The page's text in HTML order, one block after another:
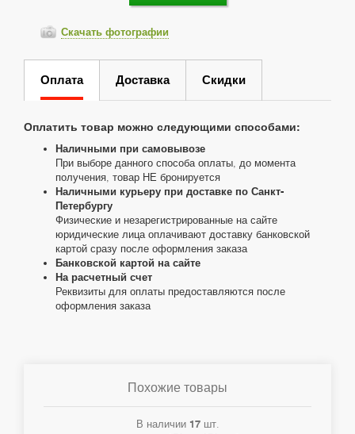
Скачать фотографии
Оплата Доставка Скидки
Оплатить товар можно следующими способами:
Наличными при самовывозе
При выборе данного способа оплаты, до момента
получения, товар НЕ бронируется
Наличными курьеру при доставке по Санкт-
Петербургу
Физические и незарегистрированные на сайте
юридические лица оплачивают доставку банковской
картой сразу после оформления заказа
Банковской картой на сайте
На расчетный счет
Реквизиты для оплаты предоставляются после
оформления заказа
Похожие товары
В наличии 17шт.